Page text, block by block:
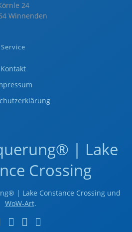
24
Winnenden
Service
Kontakt
| Lake
Crossing
| Lake Constance Crossing und
WoW-Art.